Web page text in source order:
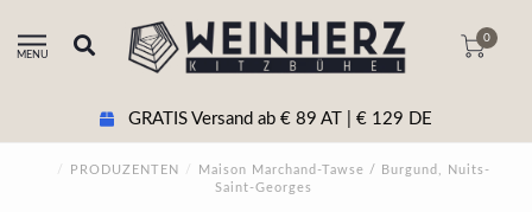
MENU
0
GRATIS Versand ab € 89 AT | € 129 DE
/ PRODUZENTEN /
Maison Marchand-Tawse / Burgund, Nuits-
Saint-Georges